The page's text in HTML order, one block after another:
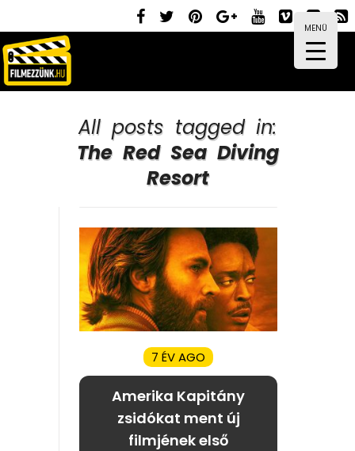
MENÜ
All posts tagged in:
The Red Sea Diving
Resort
7 ÉV AGO
Amerika Kapitány
zsidókat ment új
filmjének első